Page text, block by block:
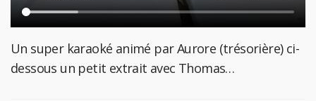
Un super karaoké animé par Aurore (trésorière) ci-
dessous un petit extrait avec Thomas…